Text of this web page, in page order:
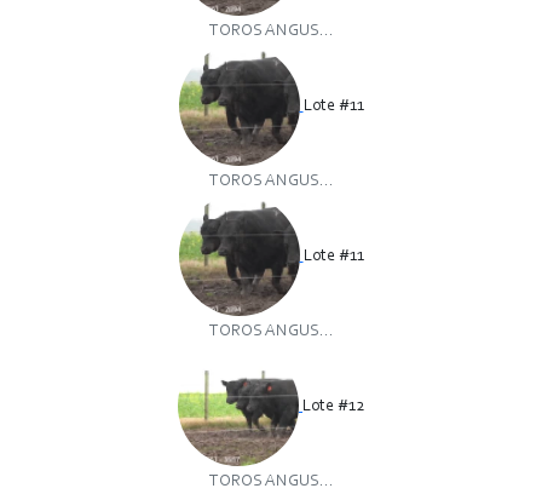
TOROS ANGUS...
Lote #11
TOROS ANGUS...
Lote #11
TOROS ANGUS...
Lote #12
TOROS ANGUS...